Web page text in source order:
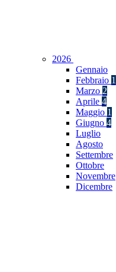
2026
Gennaio
Febbraio 1
Marzo 2
Aprile 4
Maggio 1
Giugno 4
Luglio
Agosto
Settembre
Ottobre
Novembre
Dicembre